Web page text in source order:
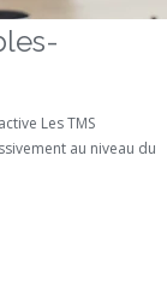
Les TMS
au niveau du